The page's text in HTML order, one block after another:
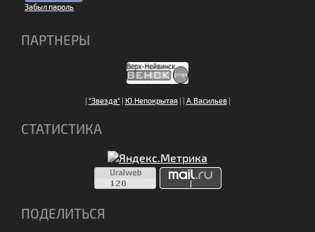
Забыл пароль
ПАРТНЕРЫ
| "Звезда"| Ю.Непокрытая| | А.Васильев|
СТАТИСТИКА
ПОДЕЛИТЬСЯ